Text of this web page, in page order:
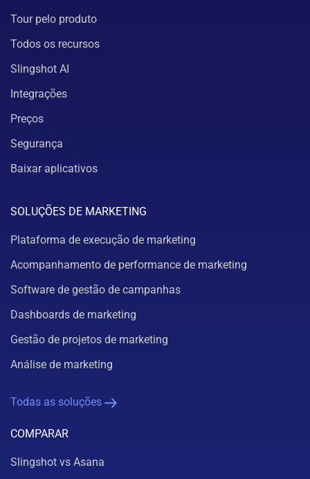
Tour pelo produto
Todos os recursos
Slingshot AI
Integrações
Preços
Segurança
Baixar aplicativos
SOLUÇÕES DE MARKETING
Plataforma de execução de marketing
Acompanhamento de performance de marketing
Software de gestão de campanhas
Dashboards de marketing
Gestão de projetos de marketing
Análise de marketing
Todas as soluções
COMPARAR
Slingshot vs Asana